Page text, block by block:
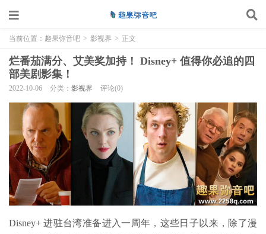
当前位置： 趣果弥音吧 > 影视界 > 正文
烂番茄满分、艾美奖加持！ Disney+ 值得你必追的四
部美剧影集！
2022-10-06 分类： 影视界 评论(0)
Disney+ 进驻台湾准备进入一周年，这些日子以来，除了漫